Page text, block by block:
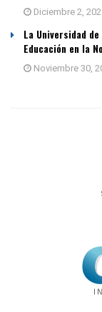
Diciembre 2,
La Universidad
Educación en la
Noviembre 30,